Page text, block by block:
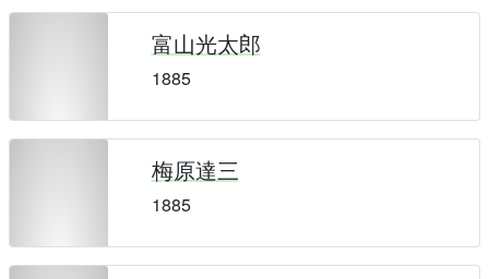
富山光太郎
1885
梅原達三
1885